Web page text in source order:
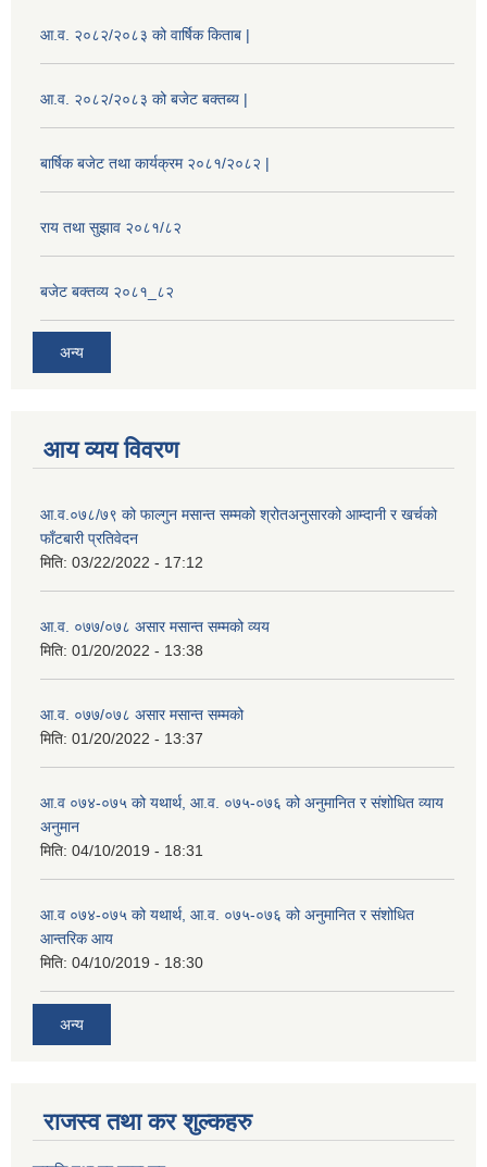
आ.व. २०८२/२०८३ को वार्षिक किताब |
आ.व. २०८२/२०८३ को बजेट बक्तब्य |
बार्षिक बजेट तथा कार्यक्रम २०८१/२०८२ |
राय तथा सुझाव २०८१/८२
बजेट बक्तव्य २०८१_८२
अन्य
आय व्यय विवरण
आ.व.०७८/७९ को फाल्गुन मसान्त सम्मको श्रोतअनुसारको आम्दानी र खर्चको
फाँटबारी प्रतिवेदन
मिति: 03/22/2022 - 17:12
आ.व. ०७७/०७८ असार मसान्त सम्मको व्यय
मिति: 01/20/2022 - 13:38
आ.व. ०७७/०७८ असार मसान्त सम्मको
मिति: 01/20/2022 - 13:37
आ.व ०७४-०७५ को यथार्थ, आ.व. ०७५-०७६ को अनुमानित र संशोधित व्याय
अनुमान
मिति: 04/10/2019 - 18:31
आ.व ०७४-०७५ को यथार्थ, आ.व. ०७५-०७६ को अनुमानित र संशोधित
आन्तरिक आय
मिति: 04/10/2019 - 18:30
अन्य
राजस्व तथा कर शुल्कहरु